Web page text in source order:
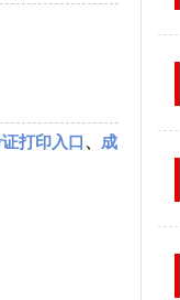
打印入口、 成